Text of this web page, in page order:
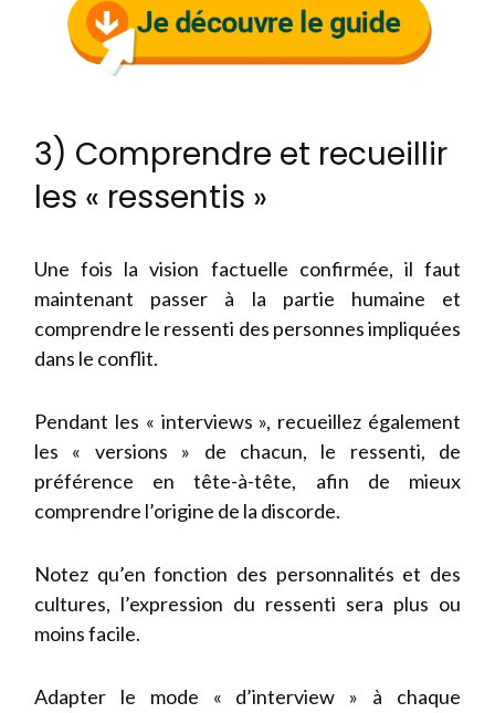
3) Comprendre et recueillir
les « ressentis »
Une fois la vision factuelle confirmée, il faut
maintenant passer à la partie humaine et
comprendre le ressenti des personnes impliquées
dans le conflit.
Pendant les « interviews », recueillez également
les « versions » de chacun, le ressenti, de
préférence en tête-à-tête, afin de mieux
comprendre l’origine de la discorde.
Notez qu’en fonction des personnalités et des
cultures, l’expression du ressenti sera plus ou
moins facile.
Adapter le mode « d’interview » à chaque